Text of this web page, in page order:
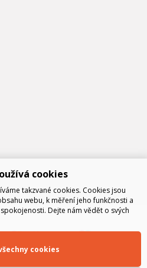
cookies
takzvané cookies. Cookies jsou
webu, k měření jeho funkčnosti a
Dejte nám vědět o svých
cookies